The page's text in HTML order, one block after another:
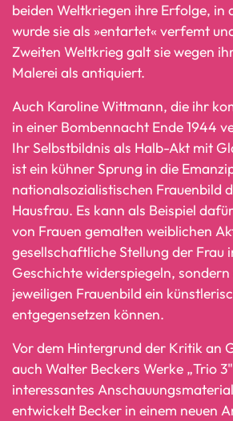
beiden Weltkriegen ihre Erfolge, in
wurde sie als »entartet« verfemt
Zweiten Weltkrieg galt sie wegen
Malerei als antiquiert.
Auch Karoline Wittmann, die ihr
in einer Bombennacht Ende 1944
Ihr Selbstbildnis als Halb-Akt mit
ist ein kühner Sprung in die
nationalsozialistischen Frauenbild
Hausfrau. Es kann als Beispiel
von Frauen gemalten weiblichen
gesellschaftliche Stellung der Frau
Geschichte widerspiegeln, sondern
jeweiligen Frauenbild ein
entgegensetzen können.
Vor dem Hintergrund der Kritik an
auch Walter Beckers Werke „Trio
interessantes
entwickelt Becker in einem neuen